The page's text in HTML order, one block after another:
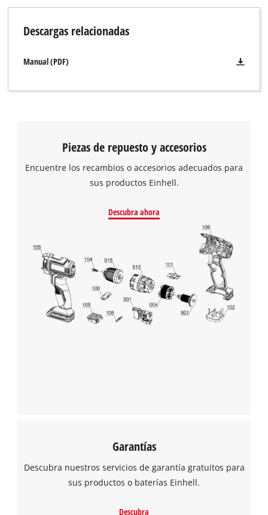
Descargas relacionadas
Manual (PDF)
Piezas de repuesto y accesorios
Encuentre los recambios o accesorios adecuados para
sus productos Einhell.
Descubra ahora
Garantías
Descubra nuestros servicios de garantía gratuitos para
sus productos o baterías Einhell.
Descubra